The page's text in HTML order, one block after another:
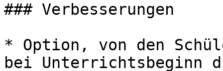
### Verbesserungen
* Option, von den
bei Unterrichtsbeginn